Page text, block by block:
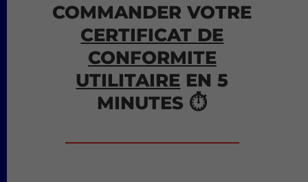
COMMANDER VOTRE
CERTIFICAT DE
CONFORMITE
UTILITAIRE EN 5
MINUTES ⏱️